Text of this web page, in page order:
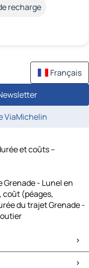
recharge
Français
ViaMichelin
et coûts –
- Lunel en
coût (péages,
du trajet Grenade -